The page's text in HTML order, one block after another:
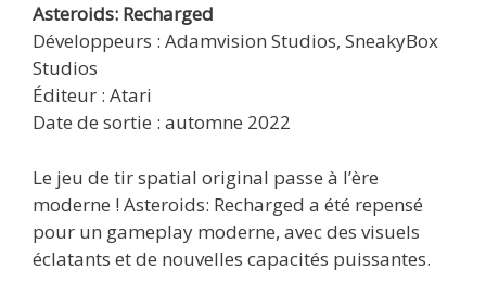
Asteroids: Recharged
Développeurs : Adamvision Studios, SneakyBox
Studios
Éditeur : Atari
Date de sortie : automne 2022
Le jeu de tir spatial original passe à l’ère
moderne ! Asteroids: Recharged a été repensé
pour un gameplay moderne, avec des visuels
éclatants et de nouvelles capacités puissantes.